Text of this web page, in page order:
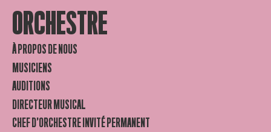
ORCHESTRE
À PROPOS DE NOUS
MUSICIENS
AUDITIONS
DIRECTEUR MUSICAL
CHEF D’ORCHESTRE INVITÉ PERMANENT